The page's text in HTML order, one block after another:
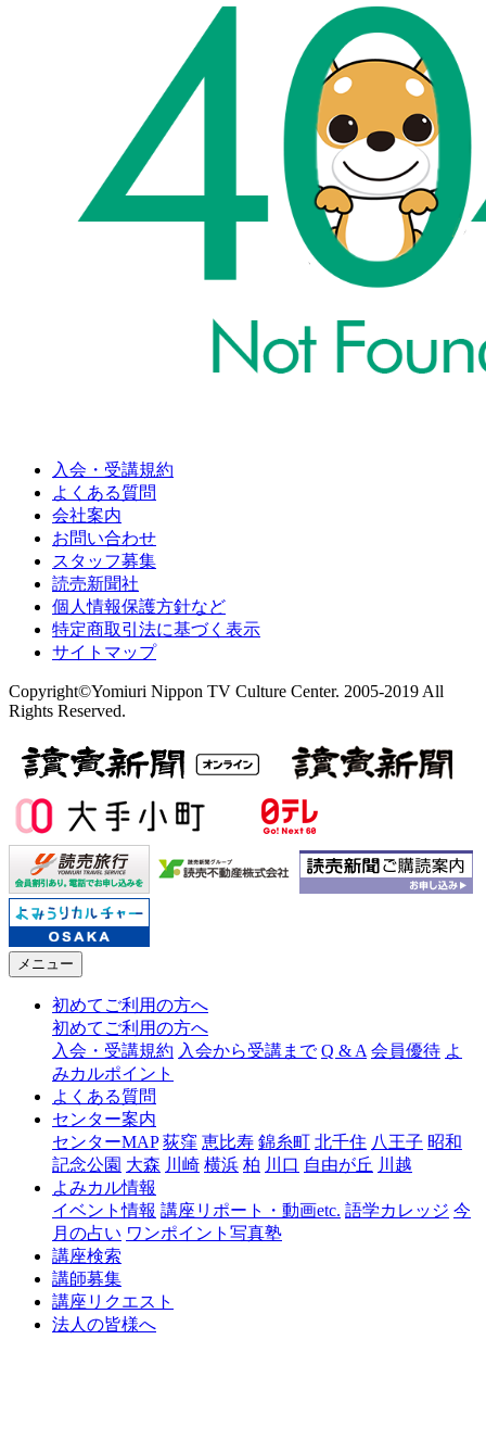
入会・受講規約
よくある質問
会社案内
お問い合わせ
スタッフ募集
読売新聞社
個人情報保護方針など
特定商取引法に基づく表示
サイトマップ
Copyright©Yomiuri Nippon TV Culture Center. 2005-2019 All
Rights Reserved.
メニュー
初めてご利用の方へ
初めてご利用の方へ
入会・受講規約 入会から受講まで Q & A 会員優待 よ
みカルポイント
よくある質問
センター案内
センターMAP 荻窪 恵比寿 錦糸町 北千住 八王子 昭和
記念公園 大森 川崎 横浜 柏 川口 自由が丘 川越
よみカル情報
イベント情報 講座リポート・動画etc. 語学カレッジ 今
月の占い ワンポイント写真塾
講座検索
講師募集
講座リクエスト
法人の皆様へ